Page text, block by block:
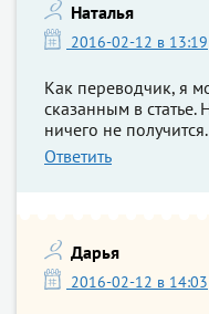
Наталья
2016-02-12 в 13:19
Как переводчик, я
сказанным в статье.
ничего не получится.
Ответить
Дарья
2016-02-12 в 14:03